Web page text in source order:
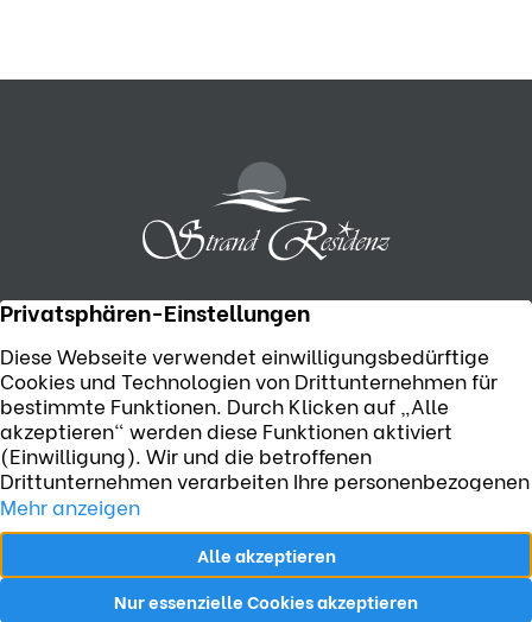
Telefon:+49 (0) 38371 55506
Strandpromenade 6, D-17449 Karlshagen
Jetzt E-Mail senden